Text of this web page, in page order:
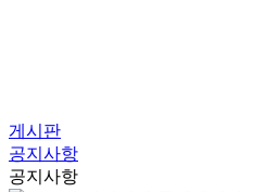
게시판
공지사항
공지사항